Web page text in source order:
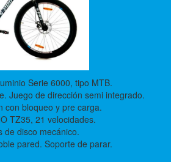
Serie 6000, tipo MTB.
Juego de dirección semi integrado.
con bloqueo y pre carga.
TZ35, 21 velocidades.
de disco mecánico.
pared. Soporte de parar.